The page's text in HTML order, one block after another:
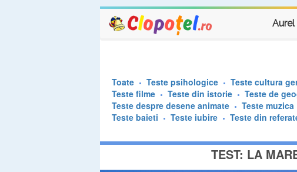
Aurel
Toate Teste psihologice Teste cultura
Teste filme
Teste din istorie Teste de
Teste despre desene animate
Teste muzica
Teste baieti
Teste iubire Teste din
TEST: LA